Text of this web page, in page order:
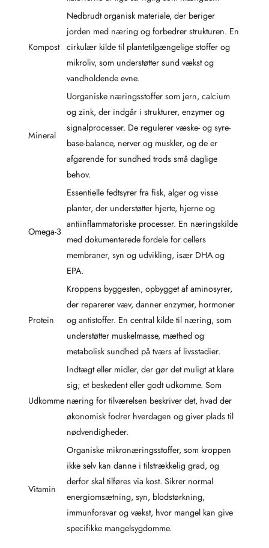
Kompost
Nedbrudt organisk materiale, der beriger
jorden med næring og forbedrer strukturen. En
cirkulær kilde til plantetilgængelige stoffer og
mikroliv, som understøtter sund vækst og
vandholdende evne.
Mineral
Uorganiske næringsstoffer som jern, calcium
og zink, der indgår i strukturer, enzymer og
signalprocesser. De regulerer væske- og syre-
base-balance, nerver og muskler, og de er
afgørende for sundhed trods små daglige
behov.
Omega-3
Essentielle fedtsyrer fra fisk, alger og visse
planter, der understøtter hjerte, hjerne og
antiinflammatoriske processer. En næringskilde
med dokumenterede fordele for cellers
membraner, syn og udvikling, især DHA og
EPA.
Protein
Kroppens byggesten, opbygget af aminosyrer,
der reparerer væv, danner enzymer, hormoner
og antistoffer. En central kilde til næring, som
understøtter muskelmasse, mæthed og
metabolisk sundhed på tværs af livsstadier.
Udkomme
Indtægt eller midler, der gør det muligt at klare
sig; et beskedent eller godt udkomme. Som
næring for tilværelsen beskriver det, hvad der
økonomisk fodrer hverdagen og giver plads til
nødvendigheder.
Vitamin
Organiske mikronæringsstoffer, som kroppen
ikke selv kan danne i tilstrækkelig grad, og
derfor skal tilføres via kost. Sikrer normal
energiomsætning, syn, blodstørkning,
immunforsvar og vækst, hvor mangel kan give
specifikke mangelsygdomme.